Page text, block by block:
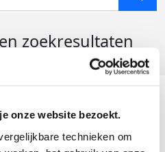
onze website bezoekt.
technieken om
zoekresultaten